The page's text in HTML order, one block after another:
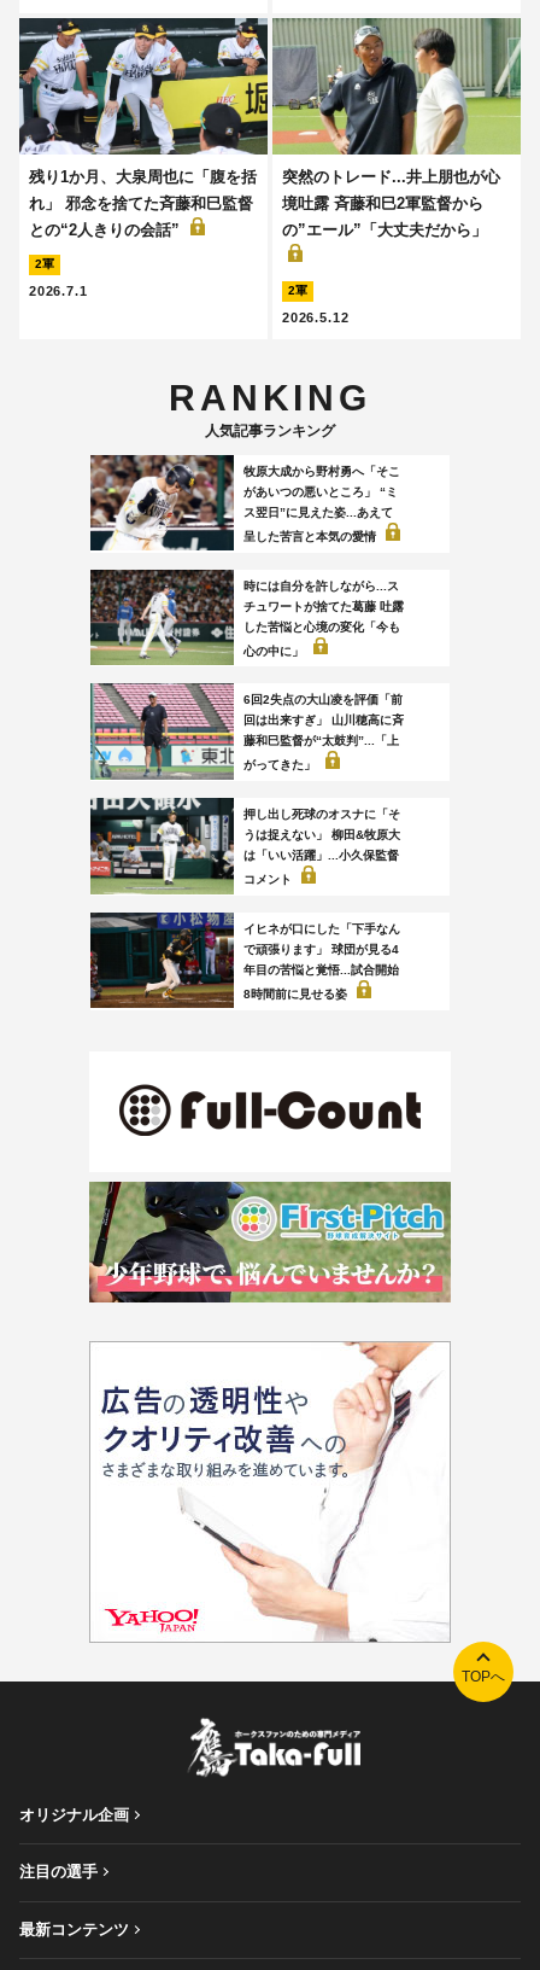
残り1か月、大泉周也に「腹を括
れ」 邪念を捨てた斉藤和巳監督
との“2人きりの会話”
2軍
2026.7.1
突然のトレード...井上朋也が心
境吐露 斉藤和巳2軍監督から
の”エール”「大丈夫だから」
2軍
2026.5.12
RANKING
人気記事ランキング
牧原大成から野村勇へ「そこ
があいつの悪いところ」 “ミ
ス翌日”に見えた姿...あえて
呈した苦言と本気の愛情
時には自分を許しながら...ス
チュワートが捨てた葛藤 吐露
した苦悩と心境の変化「今も
心の中に」
6回2失点の大山凌を評価「前
回は出来すぎ」 山川穂高に斉
藤和巳監督が“太鼓判”...「上
がってきた」
押し出し死球のオスナに「そ
うは捉えない」 柳田&牧原大
は「いい活躍」...小久保監督
コメント
イヒネが口にした「下手なん
で頑張ります」 球団が見る4
年目の苦悩と覚悟...試合開始
8時間前に見せる姿
TOPへ
オリジナル企画
注目の選手
最新コンテンツ